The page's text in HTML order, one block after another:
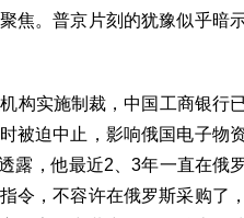
焦。普京片刻的犹豫似乎暗
构实施制裁，中国工商银行
被迫中止，影响俄国电子物
露，他最近2、3年一直在俄罗
令，不容许在俄罗斯采购了，